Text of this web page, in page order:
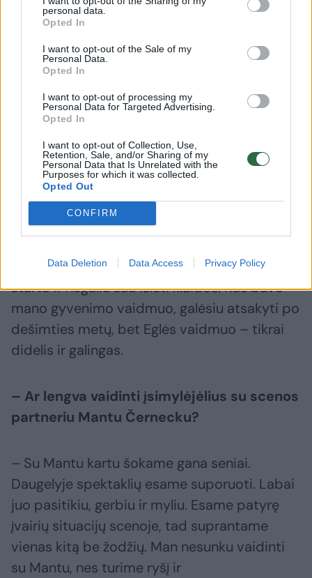
personal data.
Opted In
I want to opt-out of the Sale of my
Personal Data.
Opted In
I want to opt-out of processing my
Personal Data for Targeted Advertising.
Opted In
I want to opt-out of Collection, Use,
Retention, Sale, and/or Sharing of my
Personal Data that Is Unrelated with the
Purposes for which it was collected.
Opted Out
CONFIRM
Data Deletion Data Access Privacy Policy
vaidmenį, nes yra bekraštė ir labai išraiškinga.
Joje girdimi lietuvių liaudies motyvai, ir man
tai labai gražu.
– KVMT sukūrėte daug pagrindinių
vaidmenų: Žizel, Liucę iš spektaklio
gretoje užims Eglė?
– Visi vaidmenys mano širdyje turi savo
lentynėles ir tarp jų nėra svarbesnio ar
Jaučiuosi taip, lyg artėčiau prie svarbaus
starto ir negaliu sau leisti klaidos. Kas buvo
mano gyvenimo vaidmuo, galėsiu atsakyti po
dešimties metų, bet Eglės vaidmuo – tikrai
didelis ir galingas.
– Ar lengva vaidinti įsimylėjėlius su scenos
partneriu Mantu Černecku?
– Su Mantu kartu šokame gana seniai.
Daugelyje spektaklių esame suporuoti. Labai
juo pasitikiu, gerbiu ir myliu. Esame patyrę
įvairių situacijų scenoje, tad suprantame
vienas kitą be žodžių. Man nesunku vaidinti
su Mantu, nes turime ryšį ir